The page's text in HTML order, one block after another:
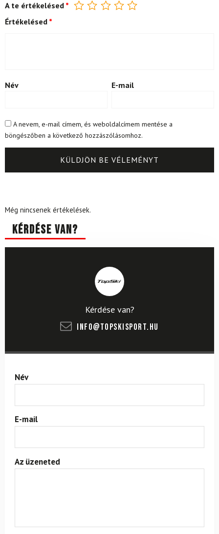
A te értékelésed *
Értékelésed *
Név E-mail
A nevem, e-mail címem, és weboldalcímem mentése a
böngészőben a következő hozzászólásomhoz.
Még nincsenek értékelések.
Kérdése van?
Kérdése van?
info@topskisport.hu
Név
E-mail
Az üzeneted